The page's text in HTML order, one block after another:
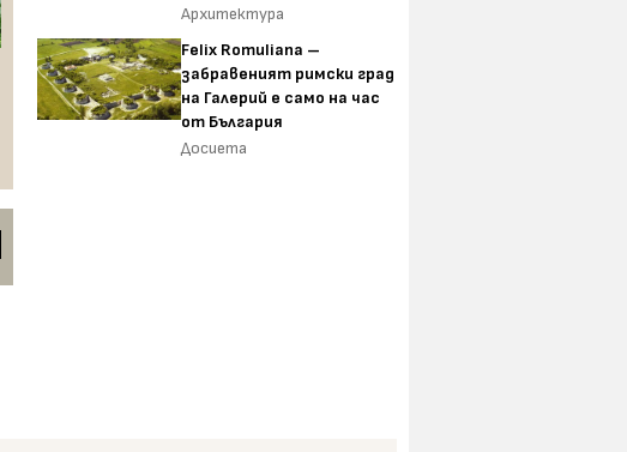
Архитектура
Felix Romuliana –
забравеният римски град
на Галерий е само на час
от България
Досиета